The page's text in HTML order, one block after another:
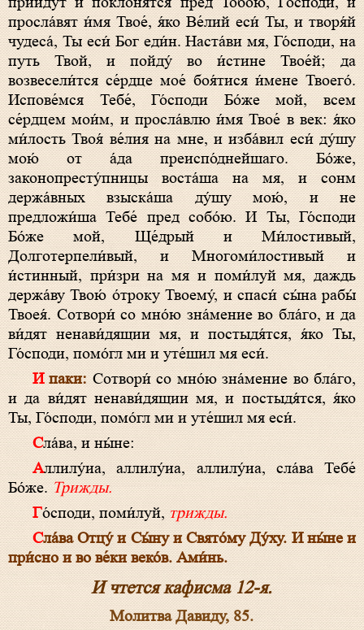
просла́вят и́мя Твое́, я́ко Ве́лий еси́ Ты, и творя́й
чудеса́, Ты еси́ Бог еди́н. Наста́ви мя, Го́споди, на
путь Твой, и пойду́ во и́стине Твое́й; да
возвесели́тся се́рдце мое́ боя́тися и́мене Твоего́.
Испове́мся Тебе́, Го́споди Бо́же мой, всем
се́рдцем мои́м, и просла́влю и́мя Твое́ в век: я́ко
ми́лость Твоя́ ве́лия на мне, и изба́вил еси́ ду́шу
мою́ от а́да преиспо́днейшаго. Бо́же,
законопресту́пницы воста́ша на мя, и сонм
держа́вных взыска́ша ду́шу мою́, и не
предложи́ша Тебе́ пред собо́ю. И Ты, Го́споди
Бо́же мой, Ще́дрый и Ми́лостивый,
Долготерпели́вый, и Многоми́лостивый и
и́стинный, при́зри на мя и поми́луй мя, даждь
держа́ву Твою́ о́троку Твоему́, и спаси́ сы́на рабы́
Твоея́. Сотвори́ со мно́ю зна́мение во бла́го, и да
ви́дят ненави́дящии мя, и постыдя́тся, я́ко Ты,
Го́споди, помо́гл ми и уте́шил мя еси́.
И паки:Сотвори́ со мно́ю зна́мение во бла́го,
и да ви́дят ненави́дящии мя, и постыдя́тся, я́ко
Ты, Го́споди, помо́гл ми и уте́шил мя еси́.
Сла́ва, и ны́не:
Аллилу́иа, аллилу́иа, аллилу́иа, сла́ва Тебе́
Бо́же.Трижды.
Го́споди, поми́луй,трижды.
Сла́ва Отцу́ и Сы́ну и Свято́му Ду́ху. И ны́не и
при́сно и во ве́ки веко́в. Ами́нь.
И чтется кафисма 12-я.
Молитва Давиду, 85.